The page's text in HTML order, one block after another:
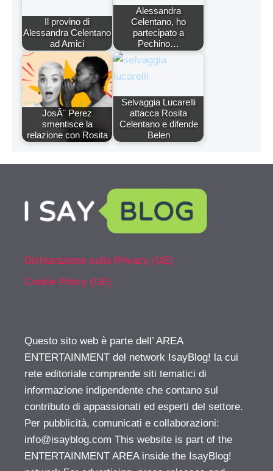
Il provino di
Alessandra Celentano
ad Amici
Alessandra
Celentano, ho
partecipato a
Pechino…
JosÃ¨ Perez
smentisce la
relazione con Rosita
Selvaggia Lucarelli
attacca Rosita
Celentano e difende
Belen
Dichiarazione sulla Privacy (UE)
Cookie Policy (UE)
Questo sito web è parte dell’ AREA
ENTERTAINMENT del network IsayBlog! la cui
rete editoriale comprende siti tematici di
informazione indipendente che contano sul
contributo di appassionati ed esperti del settore.
Per pubblicità, comunicati e collaborazioni:
info@isayblog.com This website is part of the
ENTERTAINMENT AREA inside the IsayBlog!